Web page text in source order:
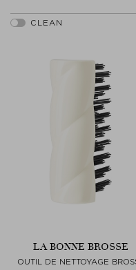
LA BONNE BROSSE
OUTIL DE NETTOYAGE